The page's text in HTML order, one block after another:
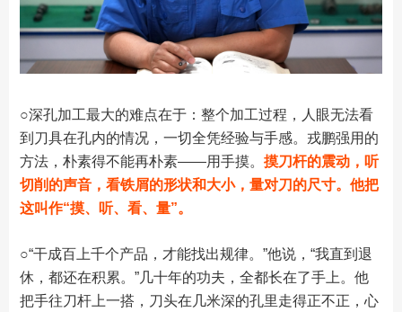
○深孔加工最大的难点在于：整个加工过程，人眼无法看
到刀具在孔内的情况，一切全凭经验与手感。戎鹏强用的
方法，朴素得不能再朴素——用手摸。 摸刀杆的震动，听
切削的声音，看铁屑的形状和大小，量对刀的尺寸。他把
这叫作“摸、听、看、量”。
○“干成百上千个产品，才能找出规律。”他说，“我直到退
休，都还在积累。”几十年的功夫，全都长在了手上。他
把手往刀杆上一搭，刀头在几米深的孔里走得正不正，心